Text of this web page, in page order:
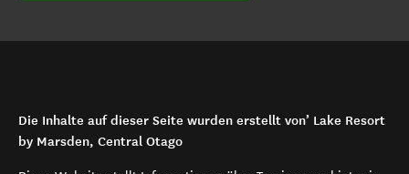
Die Inhalte auf dieser Seite wurden erstellt von’ Lake Resort
by Marsden, Central Otago